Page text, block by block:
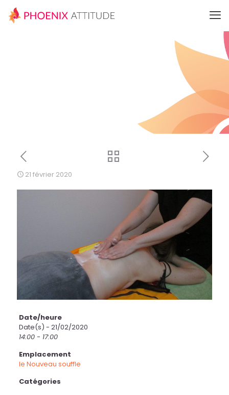
21 février 2020
Date/heure
Date(s) - 21/02/2020
14:00 - 17:00
Emplacement
le Nouveau souffle
Catégories